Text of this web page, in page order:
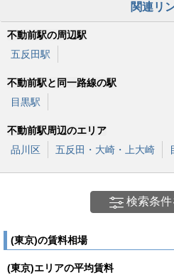
関連リ
不動前駅の周辺駅
五反田駅
不動前駅と同一路線の駅
目黒駅
不動前駅周辺のエリア
品川区
五反田・大崎・上大崎
検索条件
(東京)の賃料相場
(東京)エリアの平均賃料